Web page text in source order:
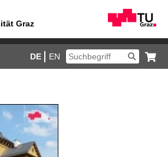
DE EN